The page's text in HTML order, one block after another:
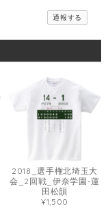
通報する
2018_選手権北埼玉大
会_2回戦_伊奈学園-蓮
田松韻
¥1,500